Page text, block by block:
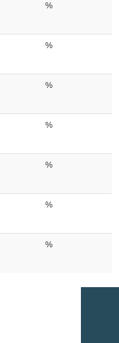
%
%
%
%
%
%
%